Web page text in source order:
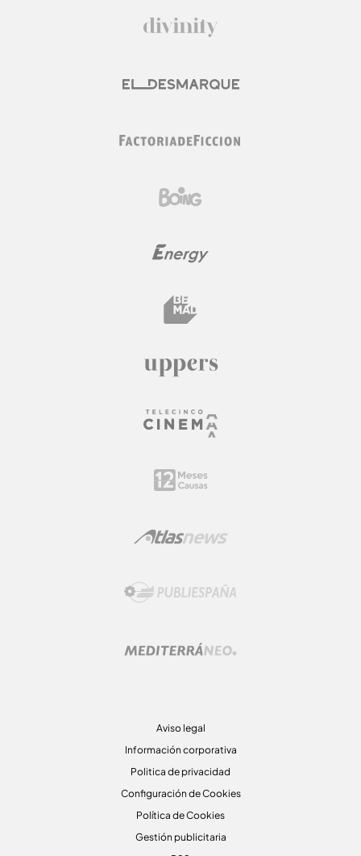
Aviso legal
Información corporativa
Politica de privacidad
Configuración de Cookies
Política de Cookies
Gestión publicitaria